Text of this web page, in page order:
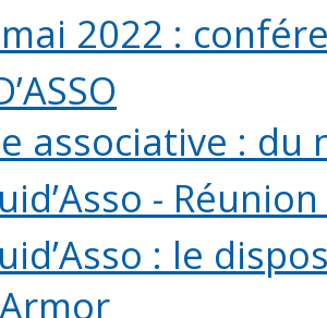
2022 :
associative : du
-
: le